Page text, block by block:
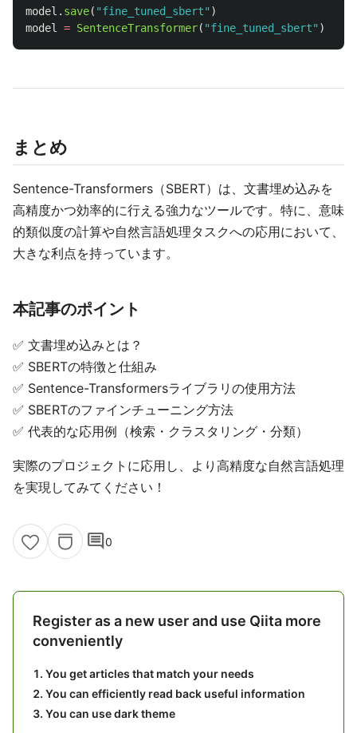
model . save( "fine_tuned_sbert" )
model
= SentenceTransformer( "fine_tuned_sbert" )
まとめ
Sentence-Transformers（SBERT）は、文書埋め込みを
高精度かつ効率的に行える強力なツールです。特に、意味
的類似度の計算や自然言語処理タスクへの応用において、
大きな利点を持っています。
本記事のポイント
✅ 文書埋め込みとは？
✅ SBERTの特徴と仕組み
✅ Sentence-Transformersライブラリの使用方法
✅ SBERTのファインチューニング方法
✅ 代表的な応用例（検索・クラスタリング・分類）
実際のプロジェクトに応用し、より高精度な自然言語処理
を実現してみてください！
comment0
Register as a new user and use Qiita more
conveniently
You get articles that match your needs
You can efficiently read back useful information
You can use dark theme